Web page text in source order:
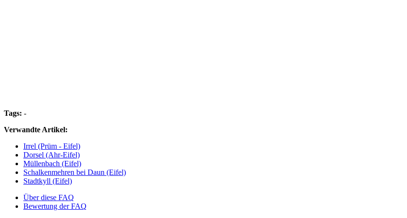
Tags: -
Verwandte Artikel:
Irrel (Prüm - Eifel)
Dorsel (Ahr-Eifel)
Müllenbach (Eifel)
Schalkenmehren bei Daun (Eifel)
Stadtkyll (Eifel)
Über diese FAQ
Bewertung der FAQ